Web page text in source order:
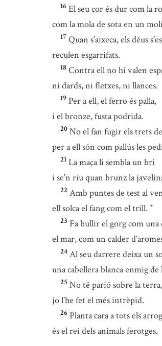
16 El seu cor és dur com la
com la mola de sota en un
17 Quan s’aixeca, els déus
reculen esgarrifats.
18 Contra ell no hi valen
ni dards, ni fletxes, ni llances.
19 Per a ell, el ferro és palla,
i el bronze, fusta podrida.
20 No el fan fugir els trets de
per a ell són com pallús les
21 La maça li sembla un bri
i se’n riu quan brunz la
22 Amb puntes de test al
ell solca el fang com el trill. *
23 Fa bullir el gorg com una
el mar, com un calder
24 Al seu darrere deixa un
una cabellera blanca enmig de
25 No té parió sobre la terra,
jo l’he fet el més intrèpid.
26 Planta cara a tots els
és el rei dels animals ferotges.